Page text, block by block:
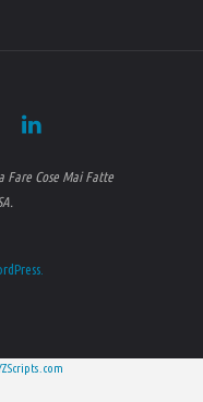
Fare Cose Mai Fatte